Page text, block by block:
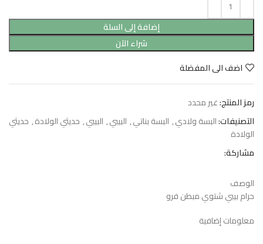
إضافة إلى السلة
شراء الآن
اضف الى المفضلة
رمز المنتج:غير محدد
التصنيفات:البسة ولادي, البسة بناتي, البيبي, البيبي, حديثي الولادة, حديثي
الولادة
مشاركة:
الوصف
حرام بيبي شتوي مبطن فرو
معلومات إضافية